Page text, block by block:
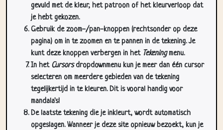
gevuld met de kleur, het patroon of het kleurverloop dat
je hebt gekozen.
Gebruik de zoom-/pan-knoppen (rechtsonder op deze
pagina) om in te zoomen en te pannen in de tekening. Je
kunt deze knoppen verbergen in het Tekeningmenu.
In het Cursorsdropdownmenu kun je meer dan één cursor
selecteren om meerdere gebieden van de tekening
tegelijkertijd in te kleuren. Dit is vooral handig voor
mandala's!
De laatste tekening die je inkleurt, wordt automatisch
opgeslagen. Wanneer je deze site opnieuw bezoekt, kun je